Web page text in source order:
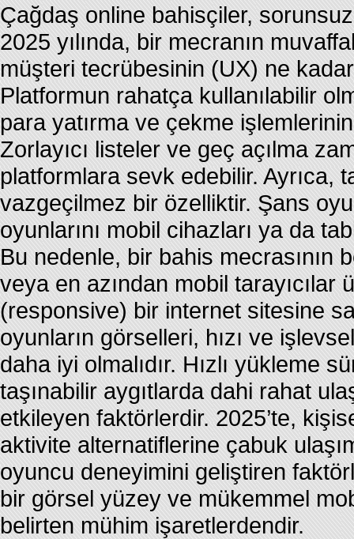
Çağdaş online bahisçiler,
2025 yılında, bir mecranın
müşteri tecrübesinin (UX) ne kadar
Platformun rahatça kullanılabilir
para yatırma ve çekme
Zorlayıcı listeler ve geç açılma
platformlara sevk edebilir. Ayrıca,
vazgeçilmez bir özelliktir. Şans
oyunlarını mobil cihazları ya da
Bu nedenle, bir bahis mecrasının
veya en azından mobil
(responsive) bir internet sitesine
oyunların görselleri, hızı ve
daha iyi olmalıdır. Hızlı yükleme
taşınabilir aygıtlarda dahi rahat
etkileyen faktörlerdir. 2025’te,
aktivite alternatiflerine çabuk
oyuncu deneyimini geliştiren
bir görsel yüzey ve mükemmel
belirten mühim işaretlerdendir.